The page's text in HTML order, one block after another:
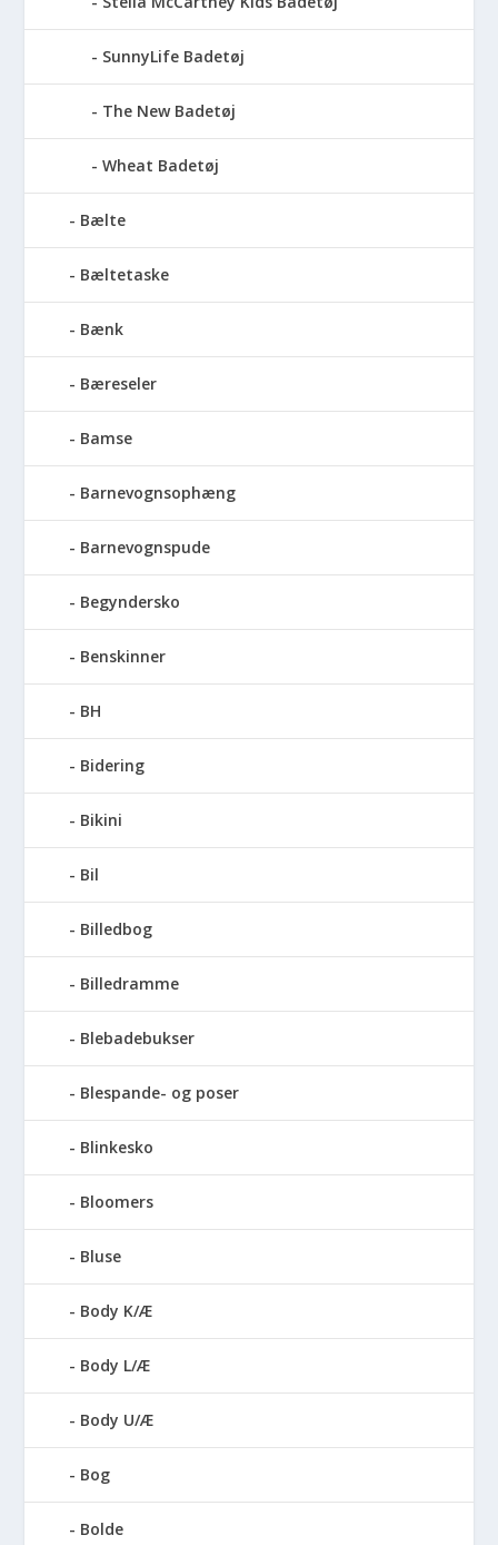
SunnyLife Badetøj
The New Badetøj
Wheat Badetøj
Bælte
Bæltetaske
Bænk
Bæreseler
Bamse
Barnevognsophæng
Barnevognspude
Begyndersko
Benskinner
BH
Bidering
Bikini
Bil
Billedbog
Billedramme
Blebadebukser
Blespande- og poser
Blinkesko
Bloomers
Bluse
Body K/Æ
Body L/Æ
Body U/Æ
Bog
Bolde